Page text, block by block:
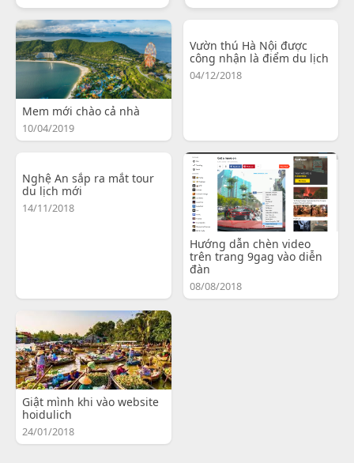
Mem mới chào cả nhà
10/04/2019
Vườn thú Hà Nội được
công nhận là điểm du lịch
04/12/2018
Nghệ An sắp ra mắt tour
du lịch mới
14/11/2018
Hướng dẫn chèn video
trên trang 9gag vào diễn
đàn
08/08/2018
Giật mình khi vào website
hoidulich
24/01/2018